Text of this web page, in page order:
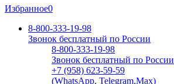
Избранное0
8-800-333-19-98
Звонок бесплатный по России
8-800-333-19-98
Звонок бесплатный по России
+7 (958) 623-59-59
(WhatsApp, Telegram,Max)